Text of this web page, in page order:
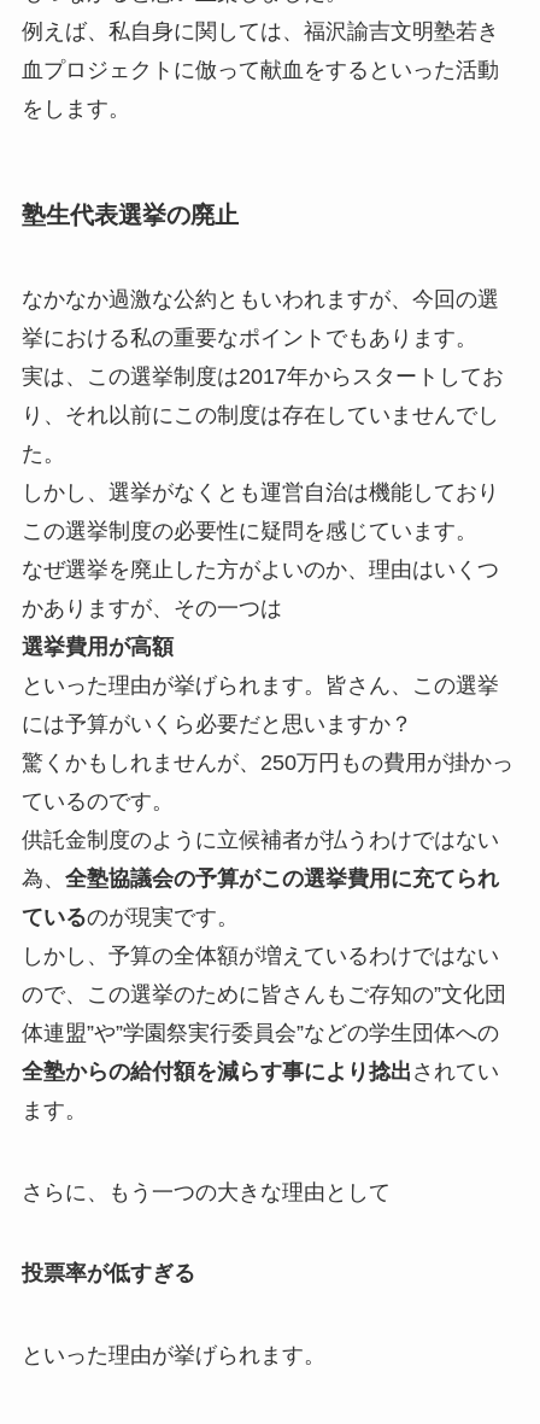
例えば、私自身に関しては、福沢諭吉文明塾若き
血プロジェクトに倣って献血をするといった活動
をします。
塾生代表選挙の廃止
なかなか過激な公約ともいわれますが、今回の選
挙における私の重要なポイントでもあります。
実は、この選挙制度は2017年からスタートしてお
り、それ以前にこの制度は存在していませんでし
た。
しかし、選挙がなくとも運営自治は機能しており
この選挙制度の必要性に疑問を感じています。
なぜ選挙を廃止した方がよいのか、理由はいくつ
かありますが、その一つは
選挙費用が高額
といった理由が挙げられます。皆さん、この選挙
には予算がいくら必要だと思いますか？
驚くかもしれませんが、250万円もの費用が掛かっ
ているのです。
供託金制度のように立候補者が払うわけではない
為、 全塾協議会の予算がこの選挙費用に充てられ
ているのが現実です。
しかし、予算の全体額が増えているわけではない
ので、この選挙のために皆さんもご存知の”文化団
体連盟”や”学園祭実行委員会”などの学生団体への
全塾からの給付額を減らす事により捻出 されてい
ます。
さらに、もう一つの大きな理由として
投票率が低すぎる
といった理由が挙げられます。